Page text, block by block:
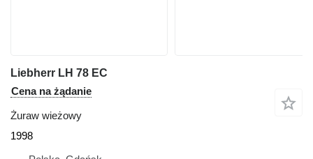
Liebherr LH 78 EC
Cena na żądanie
Żuraw wieżowy
1998